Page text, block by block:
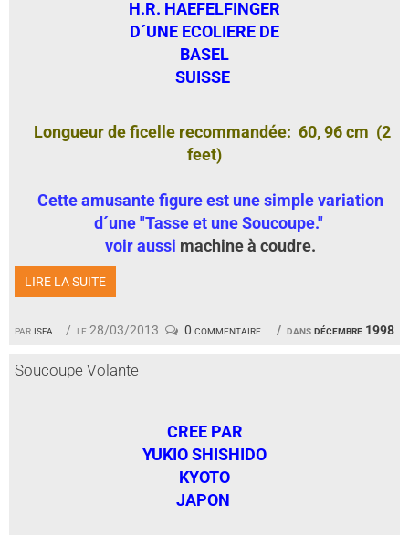
par isfa le 28/03/2013 dansdécembre 1998
0 commentaire
H.R. HAEFELFINGER
D´UNE ECOLIERE DE
BASEL
SUISSE
Longueur de ficelle recommandée: 60, 96 cm (2
feet)
Cette amusante figure est une simple variation
d´une "Tasse et une Soucoupe."
voir aussi machine à coudre.
LIRE LA SUITE
Soucoupe Volante
CREE PAR
YUKIO SHISHIDO
KYOTO
JAPON